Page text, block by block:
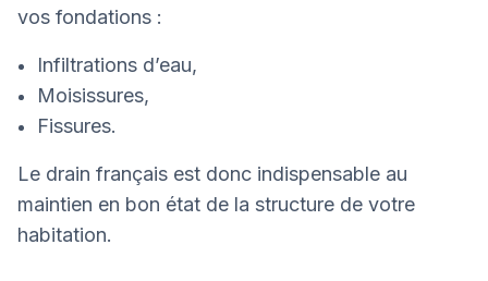
vos fondations :
Infiltrations d’eau,
Moisissures,
Fissures.
Le drain français est donc indispensable au
maintien en bon état de la structure de votre
habitation.